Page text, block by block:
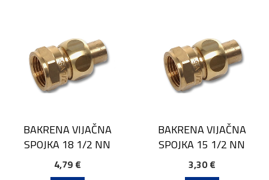
BAKRENA VIJAČNA
SPOJKA 18 1/2 NN
4,79 €
BAKRENA VIJAČNA
SPOJKA 15 1/2 NN
3,30 €